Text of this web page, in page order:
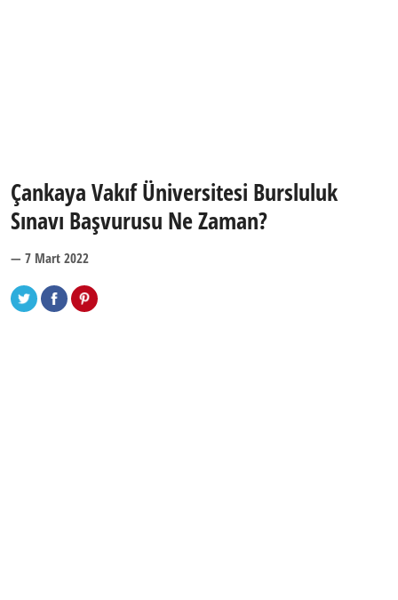
Çankaya Vakıf Üniversitesi Bursluluk
Sınavı Başvurusu Ne Zaman?
— 7 Mart 2022